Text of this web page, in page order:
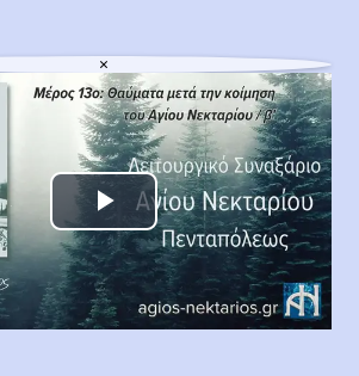
×
Play
Video